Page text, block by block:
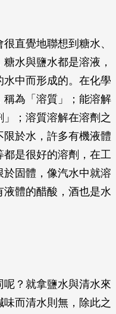
直覺地聯想到糖水、
水與鹽水都是溶液，
中而形成的。在化學
為「溶質」；能溶解
；溶質溶解在溶劑之
於水，許多有機液體
是很好的溶劑，在工
固體，像汽水中就溶
體的醋酸，酒也是水
？就拿鹽水與清水來
而清水則無，除此之